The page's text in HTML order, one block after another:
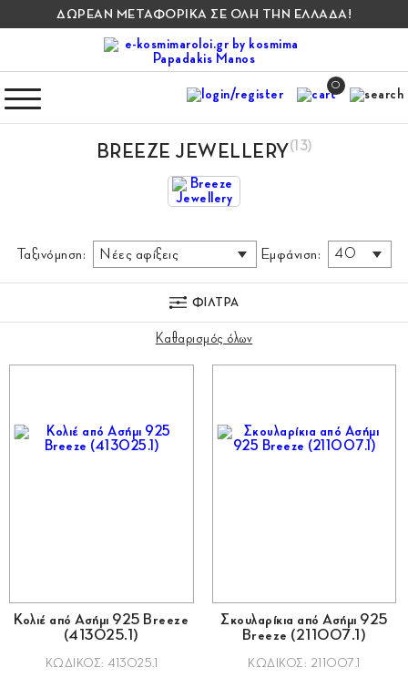
ΔΩΡΕΑΝ ΜΕΤΑΦΟΡΙΚΑ ΣΕ ΟΛΗ ΤΗΝ ΕΛΛΑΔΑ!
0
BREEZE JEWELLERY(13)
ΦΙΛΤΡΑ
Ταξινόμηση: Εμφάνιση:
Μέταλλο
Τιμή
Καθαρισμός όλων
Κολιέ από Ασήμι 925 Breeze
(413025.1)
ΚΩΔΙΚΟΣ: 413025.1
Σκουλαρίκια από Ασήμι 925
Breeze (211007.1)
ΚΩΔΙΚΟΣ: 211007.1